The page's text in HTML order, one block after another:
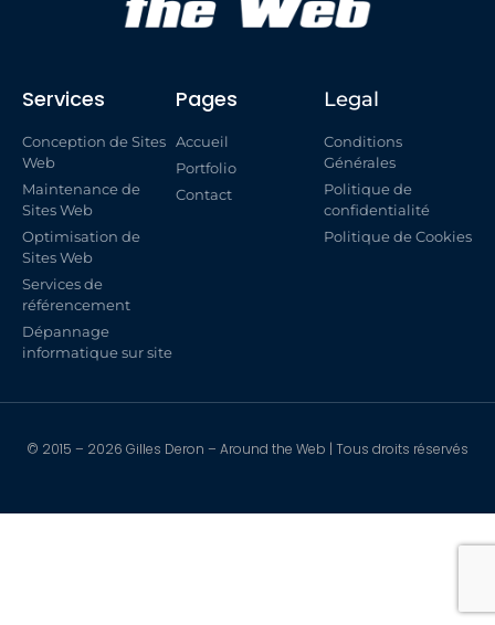
Services
Conception de Sites
Web
Maintenance de
Sites Web
Optimisation de
Sites Web
Services de
référencement
Dépannage
informatique sur site
Pages
Accueil
Portfolio
Contact
Legal
Conditions
Générales
Politique de
confidentialité
Politique de Cookies
© 2015 – 2026 Gilles Deron – Around the Web | Tous droits réservés